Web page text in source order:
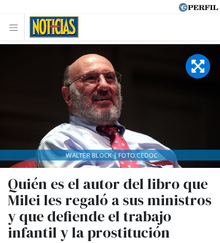
Quién es el autor del libro que
Milei les regaló a sus ministros
y que defiende el trabajo
infantil y la prostitución
WALTER BLOCK | FOTO:CEDOC